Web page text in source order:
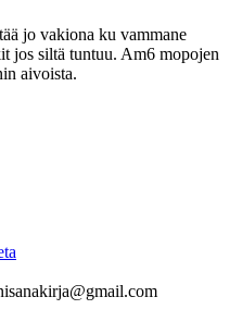
jo vakiona ku vammane
jos siltä tuntuu. Am6 mopojen
aivoista.